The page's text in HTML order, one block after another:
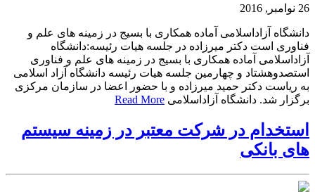
26 نوامبر, 2016
دانشگاه آزاداسلامی آماده همکاری با بسیج در زمینه های علم و
فناوری است دکتر میرزاده در جلسه هیات رئیسه:دانشگاه
آزاداسلامی آماده همکاری با بسیج در زمینه های علم و فناوری
استصدوهشتاد و چهارمین جلسه هیات رئیسه دانشگاه آزاد اسلامی
به ریاست دکتر حمید میرزاده و با حضور اعضا در سازمان مرکزی
برگزار شد. دانشگاه آزاداسلامی Read More
استخدام در شرکت معتبر در زمینه سیستم
های بانکی